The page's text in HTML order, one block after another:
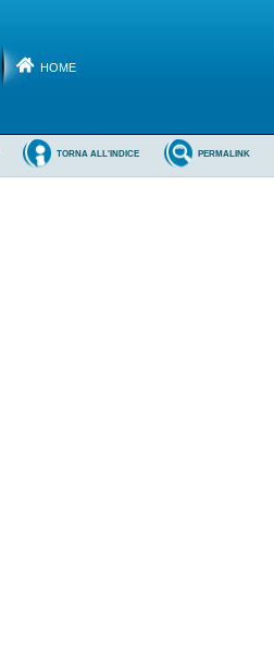
HOME
PERMALINK
TORNA ALL'INDICE